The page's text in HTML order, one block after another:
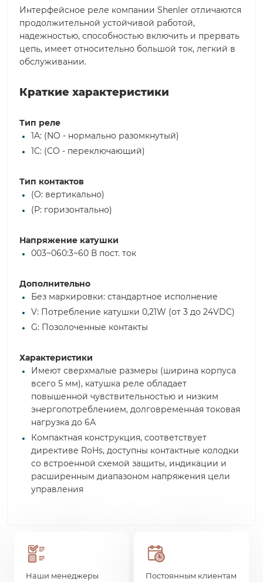
Интерфейсное реле компании Shenler отличаются
продолжительной устойчивой работой,
надежностью, способностью включить и прервать
цепь, имеет относительно большой ток, легкий в
обслуживании.
Краткие характеристики
Тип реле
1A: (NO - нормально разомкнутый)
1C: (CO - переключающий)
Тип контактов
(O: вертикально)
(P: горизонтально)
Напряжение катушки
003~060:3~60 В пост. ток
Дополнительно
Без маркировки: стандартное исполнение
V: Потребление катушки 0,21W (от 3 до 24VDC)
G: Позолоченные контакты
Характеристики
Имеют сверхмалые размеры (ширина корпуса
всего 5 мм), катушка реле обладает
повышенной чувствительностью и низким
энергопотреблением, долговременная токовая
нагрузка до 6А
Компактная конструкция, соответствует
директиве RoHs, доступны контактные колодки
со встроенной схемой защиты, индикации и
расширенным диапазоном напряжения цели
управления
Наши менеджеры
Постоянным клиентам